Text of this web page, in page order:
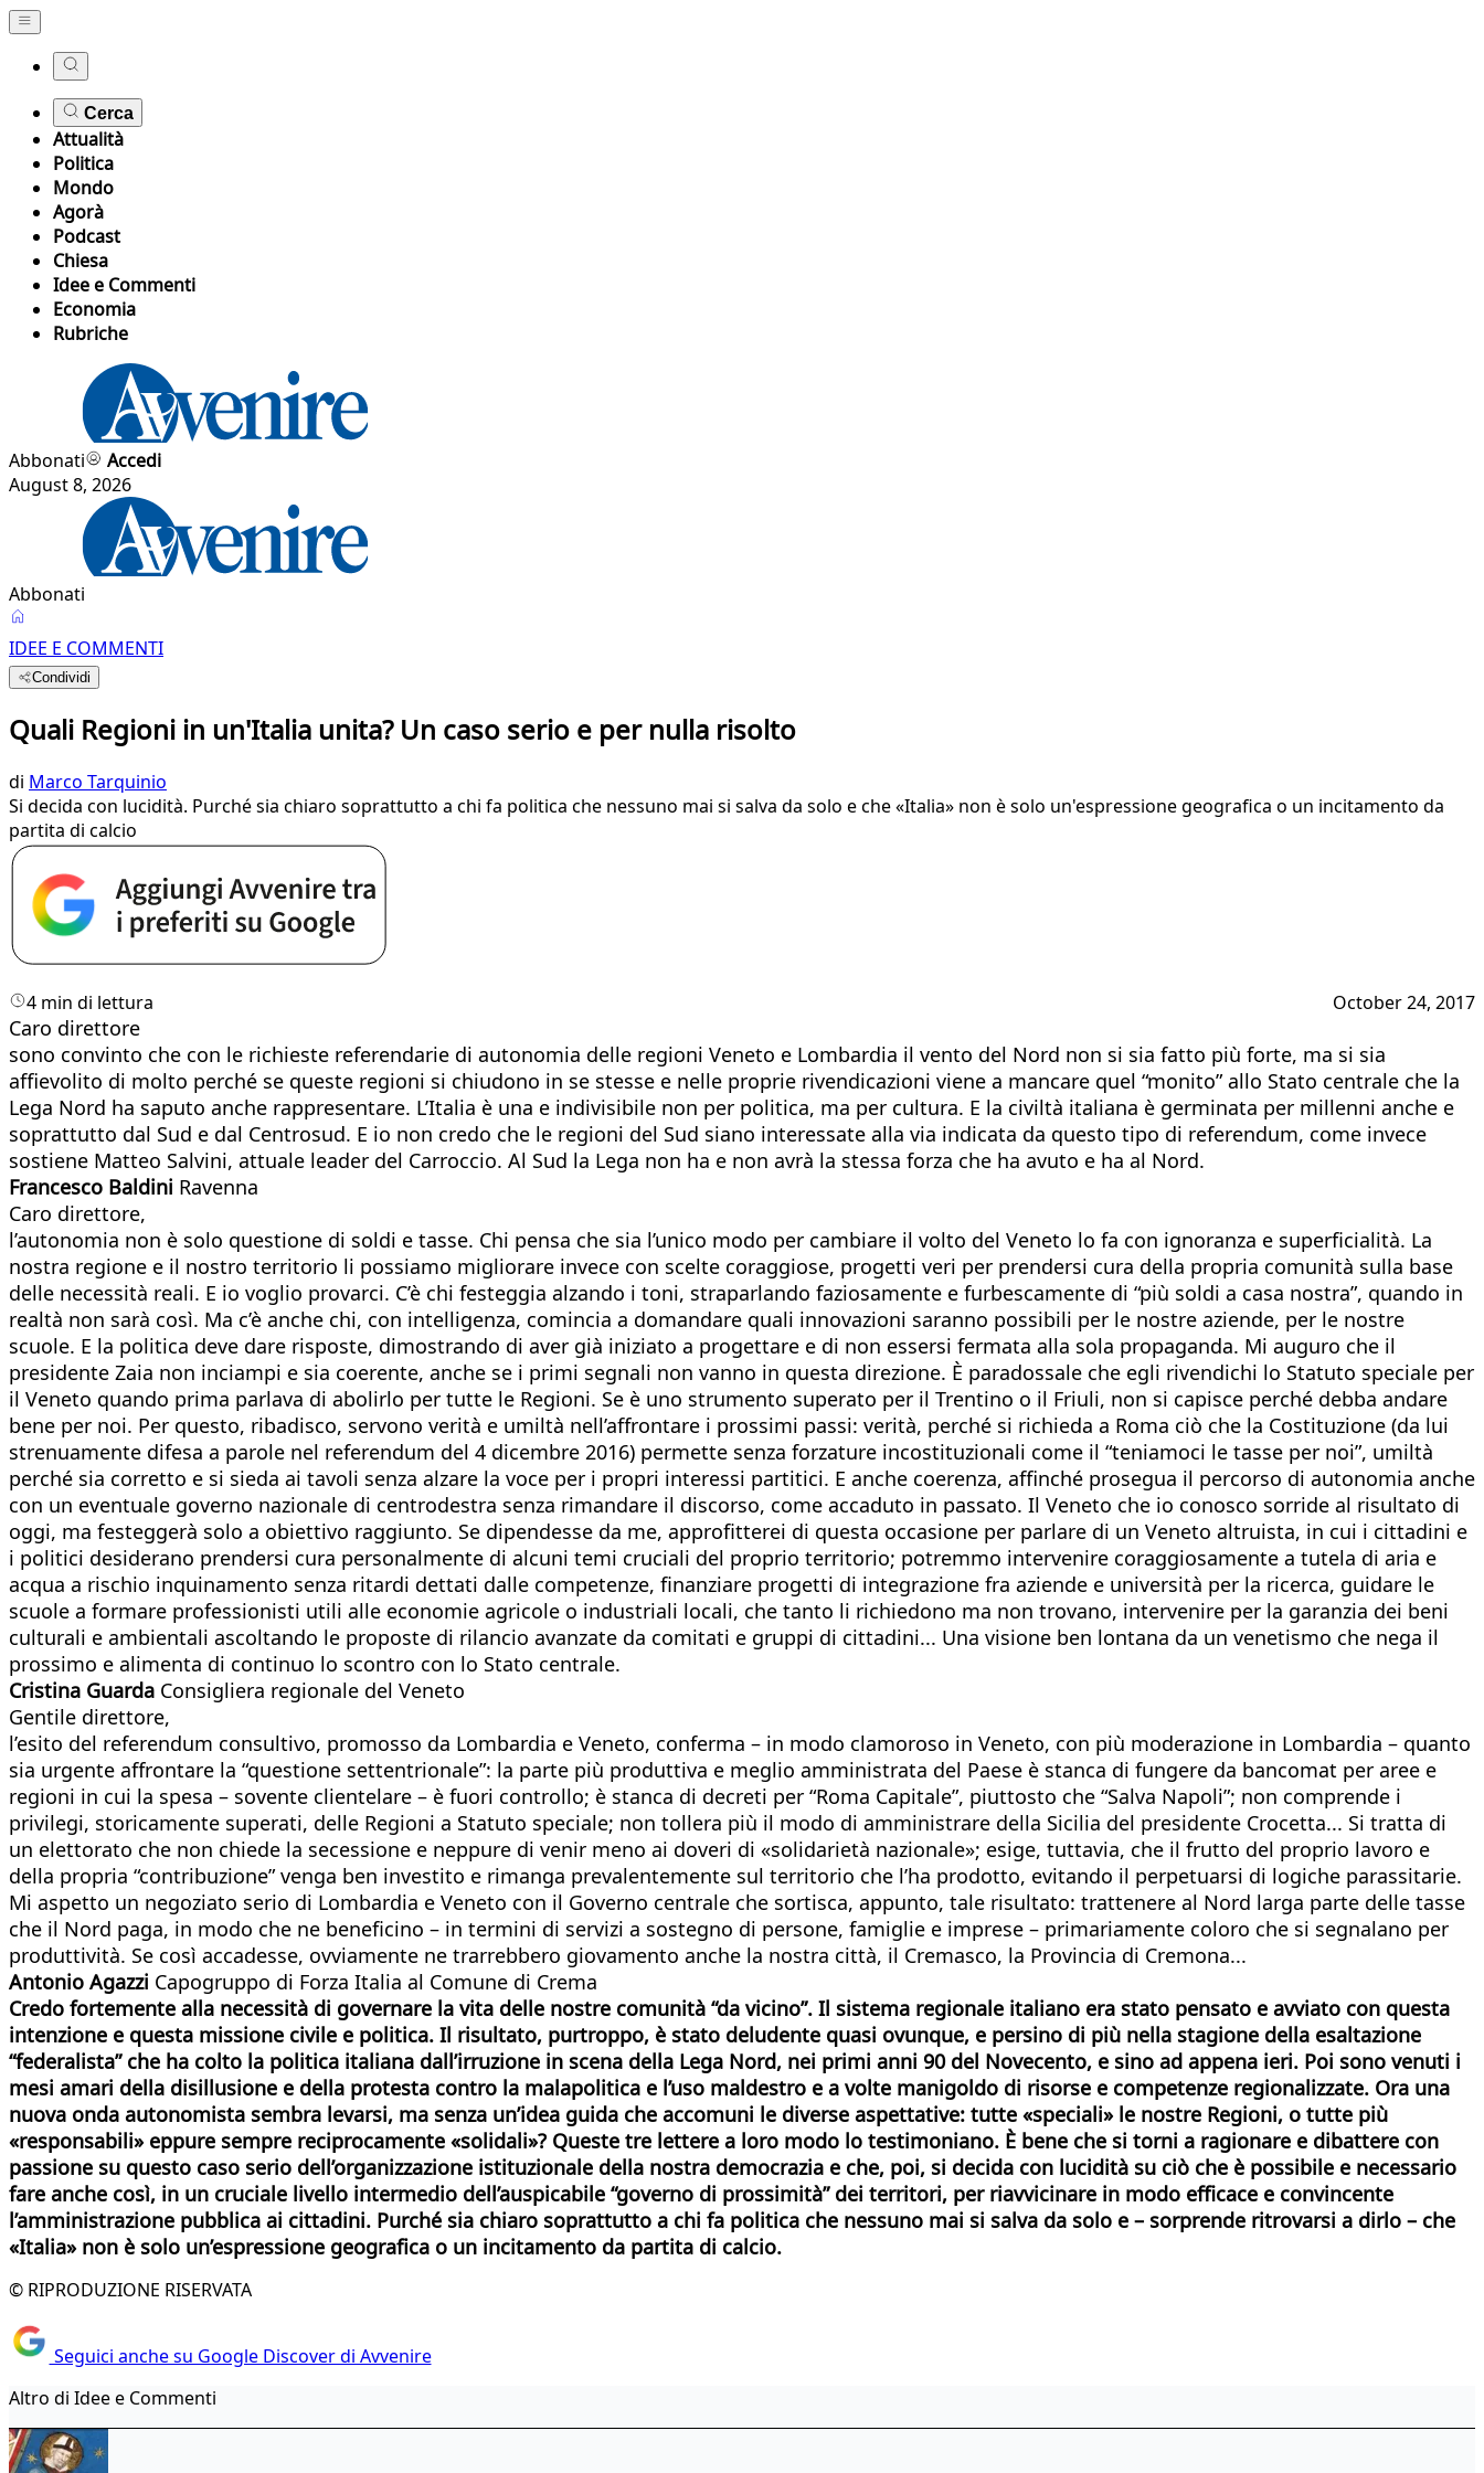
Cerca
Attualità
Politica
Mondo
Agorà
Podcast
Chiesa
Idee e Commenti
Economia
Rubriche
Abbonati
Accedi
August 8, 2026
Abbonati
IDEE E COMMENTI
Condividi
Quali Regioni in un'Italia unita? Un caso serio e per nulla risolto
di Marco Tarquinio
Si decida con lucidità. Purché sia chiaro soprattutto a chi fa politica che nessuno mai si salva da solo e che «Italia» non è solo un'espressione geografica o un incitamento da
partita di calcio
4 min di lettura October 24, 2017
Caro direttore
sono convinto che con le richieste referendarie di autonomia delle regioni Veneto e Lombardia il vento del Nord non si sia fatto più forte, ma si sia
affievolito di molto perché se queste regioni si chiudono in se stesse e nelle proprie rivendicazioni viene a mancare quel “monito” allo Stato centrale che la
Lega Nord ha saputo anche rappresentare. L’Italia è una e indivisibile non per politica, ma per cultura. E la civiltà italiana è germinata per millenni anche e
soprattutto dal Sud e dal Centrosud. E io non credo che le regioni del Sud siano interessate alla via indicata da questo tipo di referendum, come invece
sostiene Matteo Salvini, attuale leader del Carroccio. Al Sud la Lega non ha e non avrà la stessa forza che ha avuto e ha al Nord.
Francesco Baldini Ravenna
Caro direttore,
l’autonomia non è solo questione di soldi e tasse. Chi pensa che sia l’unico modo per cambiare il volto del Veneto lo fa con ignoranza e superficialità. La
nostra regione e il nostro territorio li possiamo migliorare invece con scelte coraggiose, progetti veri per prendersi cura della propria comunità sulla base
delle necessità reali. E io voglio provarci. C’è chi festeggia alzando i toni, straparlando faziosamente e furbescamente di “più soldi a casa nostra”, quando in
realtà non sarà così. Ma c’è anche chi, con intelligenza, comincia a domandare quali innovazioni saranno possibili per le nostre aziende, per le nostre
scuole. E la politica deve dare risposte, dimostrando di aver già iniziato a progettare e di non essersi fermata alla sola propaganda. Mi auguro che il
presidente Zaia non inciampi e sia coerente, anche se i primi segnali non vanno in questa direzione. È paradossale che egli rivendichi lo Statuto speciale per
il Veneto quando prima parlava di abolirlo per tutte le Regioni. Se è uno strumento superato per il Trentino o il Friuli, non si capisce perché debba andare
bene per noi. Per questo, ribadisco, servono verità e umiltà nell’affrontare i prossimi passi: verità, perché si richieda a Roma ciò che la Costituzione (da lui
strenuamente difesa a parole nel referendum del 4 dicembre 2016) permette senza forzature incostituzionali come il “teniamoci le tasse per noi”, umiltà
perché sia corretto e si sieda ai tavoli senza alzare la voce per i propri interessi partitici. E anche coerenza, affinché prosegua il percorso di autonomia anche
con un eventuale governo nazionale di centrodestra senza rimandare il discorso, come accaduto in passato. Il Veneto che io conosco sorride al risultato di
oggi, ma festeggerà solo a obiettivo raggiunto. Se dipendesse da me, approfitterei di questa occasione per parlare di un Veneto altruista, in cui i cittadini e
i politici desiderano prendersi cura personalmente di alcuni temi cruciali del proprio territorio; potremmo intervenire coraggiosamente a tutela di aria e
acqua a rischio inquinamento senza ritardi dettati dalle competenze, finanziare progetti di integrazione fra aziende e università per la ricerca, guidare le
scuole a formare professionisti utili alle economie agricole o industriali locali, che tanto li richiedono ma non trovano, intervenire per la garanzia dei beni
culturali e ambientali ascoltando le proposte di rilancio avanzate da comitati e gruppi di cittadini... Una visione ben lontana da un venetismo che nega il
prossimo e alimenta di continuo lo scontro con lo Stato centrale.
Cristina Guarda Consigliera regionale del Veneto
Gentile direttore,
l’esito del referendum consultivo, promosso da Lombardia e Veneto, conferma – in modo clamoroso in Veneto, con più moderazione in Lombardia – quanto
sia urgente affrontare la “questione settentrionale”: la parte più produttiva e meglio amministrata del Paese è stanca di fungere da bancomat per aree e
regioni in cui la spesa – sovente clientelare – è fuori controllo; è stanca di decreti per “Roma Capitale”, piuttosto che “Salva Napoli”; non comprende i
privilegi, storicamente superati, delle Regioni a Statuto speciale; non tollera più il modo di amministrare della Sicilia del presidente Crocetta... Si tratta di
un elettorato che non chiede la secessione e neppure di venir meno ai doveri di «solidarietà nazionale»; esige, tuttavia, che il frutto del proprio lavoro e
della propria “contribuzione” venga ben investito e rimanga prevalentemente sul territorio che l’ha prodotto, evitando il perpetuarsi di logiche parassitarie.
Mi aspetto un negoziato serio di Lombardia e Veneto con il Governo centrale che sortisca, appunto, tale risultato: trattenere al Nord larga parte delle tasse
che il Nord paga, in modo che ne beneficino – in termini di servizi a sostegno di persone, famiglie e imprese – primariamente coloro che si segnalano per
produttività. Se così accadesse, ovviamente ne trarrebbero giovamento anche la nostra città, il Cremasco, la Provincia di Cremona...
Antonio Agazzi Capogruppo di Forza Italia al Comune di Crema
Credo fortemente alla necessità di governare la vita delle nostre comunità “da vicino”. Il sistema regionale italiano era stato pensato e avviato con questa
intenzione e questa missione civile e politica. Il risultato, purtroppo, è stato deludente quasi ovunque, e persino di più nella stagione della esaltazione
“federalista” che ha colto la politica italiana dall’irruzione in scena della Lega Nord, nei primi anni 90 del Novecento, e sino ad appena ieri. Poi sono venuti i
mesi amari della disillusione e della protesta contro la malapolitica e l’uso maldestro e a volte manigoldo di risorse e competenze regionalizzate. Ora una
nuova onda autonomista sembra levarsi, ma senza un’idea guida che accomuni le diverse aspettative: tutte «speciali» le nostre Regioni, o tutte più
«responsabili» eppure sempre reciprocamente «solidali»? Queste tre lettere a loro modo lo testimoniano. È bene che si torni a ragionare e dibattere con
passione su questo caso serio dell’organizzazione istituzionale della nostra democrazia e che, poi, si decida con lucidità su ciò che è possibile e necessario
fare anche così, in un cruciale livello intermedio dell’auspicabile “governo di prossimità” dei territori, per riavvicinare in modo efficace e convincente
l’amministrazione pubblica ai cittadini. Purché sia chiaro soprattutto a chi fa politica che nessuno mai si salva da solo e – sorprende ritrovarsi a dirlo – che
«Italia» non è solo un’espressione geografica o un incitamento da partita di calcio.
© RIPRODUZIONE RISERVATA
Seguici anche su Google Discover di Avvenire
Altro di Idee e Commenti